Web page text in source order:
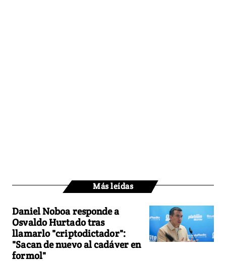
Más leídas
Daniel Noboa responde a
Osvaldo Hurtado tras
llamarlo "criptodictador":
"Sacan de nuevo al cadáver en
formol"